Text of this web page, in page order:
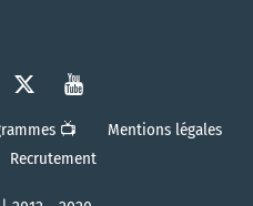
📺
Mentions légales
Recrutement